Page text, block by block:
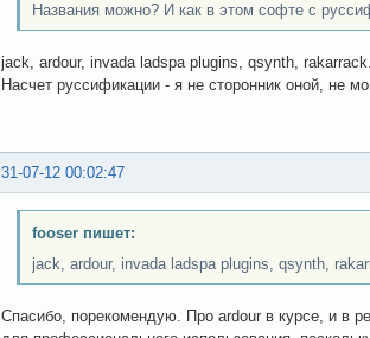
Названия можно? И как в этом софте с
jack, ardour, invada ladspa plugins, qsynth,
Насчет руссификации - я не сторонник оной, не
31-07-12 00:02:47
fooser пишет:
jack, ardour, invada ladspa plugins, qsynth,
Спасибо, порекомендую. Про ardour в курсе, и в